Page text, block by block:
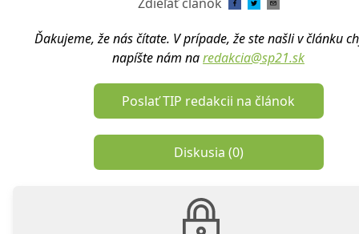
Ďakujeme, že nás čítate. V prípade, že ste našli v článku
napíšte nám naredakcia@sp21.sk
Poslať TIP redakcii na článok
Diskusia (0)